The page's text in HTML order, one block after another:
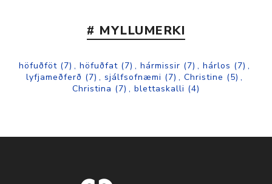
# MYLLUMERKI
höfuðföt (7) , höfuðfat (7) , hármissir (7) , hárlos (7) ,
lyfjameðferð (7) , sjálfsofnæmi (7) , Christine (5) ,
Christina (7) , blettaskalli (4)